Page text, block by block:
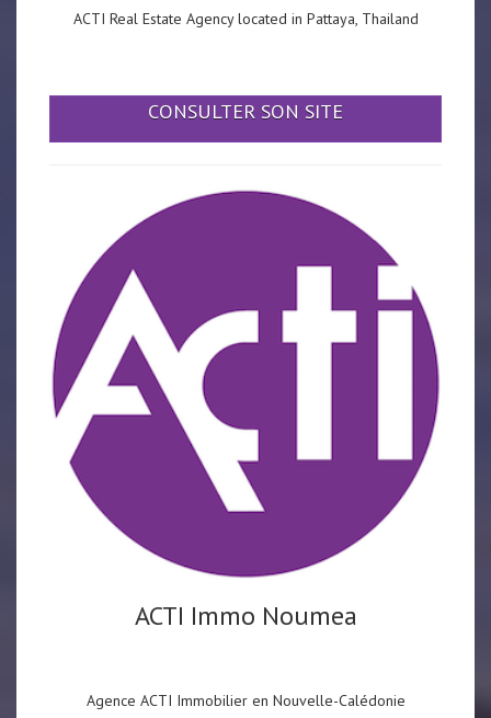
ACTI Real Estate Agency located in Pattaya, Thailand
CONSULTER SON SITE
ACTI Immo Noumea
Agence ACTI Immobilier en Nouvelle-Calédonie